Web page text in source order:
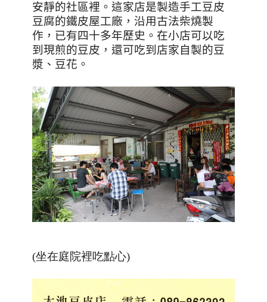
安靜的社區裡。 這家店是製造手工豆皮
豆腐的鐵皮屋工廠，沿用古法柴燒製
作，已有四十多年歷史。在小店可以吃
到現煎的豆皮，還可吃到店家自製的豆
漿、豆花。
(坐在庭院裡吃點心)